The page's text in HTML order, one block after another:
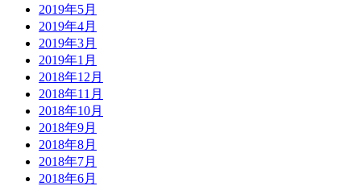
2019年5月
2019年4月
2019年3月
2019年1月
2018年12月
2018年11月
2018年10月
2018年9月
2018年8月
2018年7月
2018年6月